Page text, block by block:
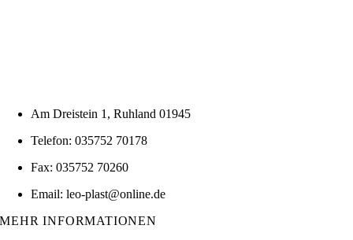
Am Dreistein 1, Ruhland 01945
Telefon: 035752 70178
Fax: 035752 70260
Email: leo-plast@online.de
MEHR INFORMATIONEN